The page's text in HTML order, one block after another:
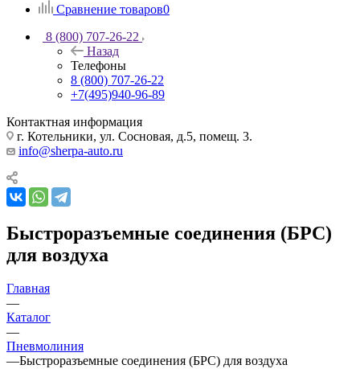
Сравнение товаров0
8 (800) 707-26-22
Назад
Телефоны
8 (800) 707-26-22
+7(495)940-96-89
Контактная информация
г. Котельники, ул. Сосновая, д.5, помещ. 3.
info@sherpa-auto.ru
Быстроразъемные соединения (БРС)
для воздуха
Главная
—
Каталог
—
Пневмолиния
—Быстроразъемные соединения (БРС) для воздуха